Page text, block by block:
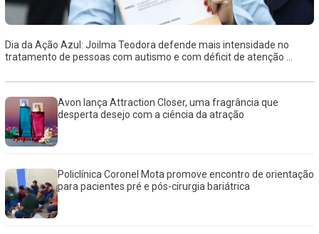
Dia da Ação Azul: Joilma Teodora defende mais intensidade no
tratamento de pessoas com autismo e com déficit de atenção ...
Avon lança Attraction Closer, uma fragrância que
desperta desejo com a ciência da atração
Policlínica Coronel Mota promove encontro de orientação
para pacientes pré e pós-cirurgia bariátrica